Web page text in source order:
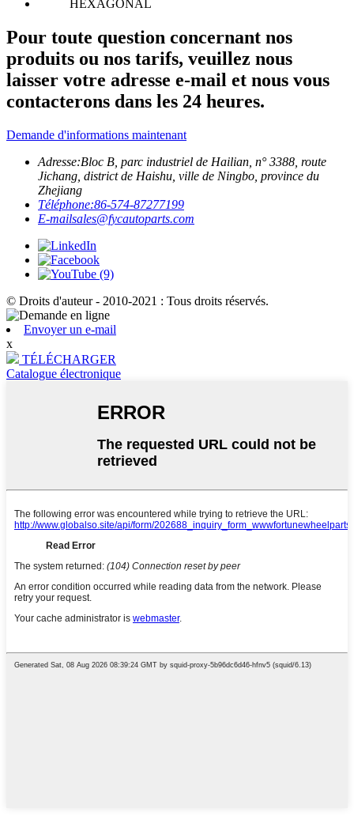
Pour toute question concernant nos
produits ou nos tarifs, veuillez nous
laisser votre adresse e-mail et nous vous
contacterons dans les 24 heures.
Demande d'informations maintenant
Adresse:Bloc B, parc industriel de Hailian, n° 3388, route
Jichang, district de Haishu, ville de Ningbo, province du
Zhejiang
Téléphone:86-574-87277199
E-mailsales@fycautoparts.com
© Droits d'auteur - 2010-2021 : Tous droits réservés.
Envoyer un e-mail
x
TÉLÉCHARGER
Catalogue électronique